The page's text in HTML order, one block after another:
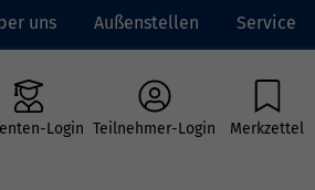
uns Außenstellen Service
Login Teilnehmer-Login Merkzettel